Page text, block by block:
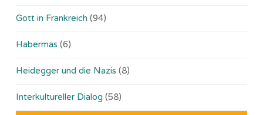
Gott in Frankreich (94)
Habermas (6)
Heidegger und die Nazis (8)
Interkultureller Dialog (58)